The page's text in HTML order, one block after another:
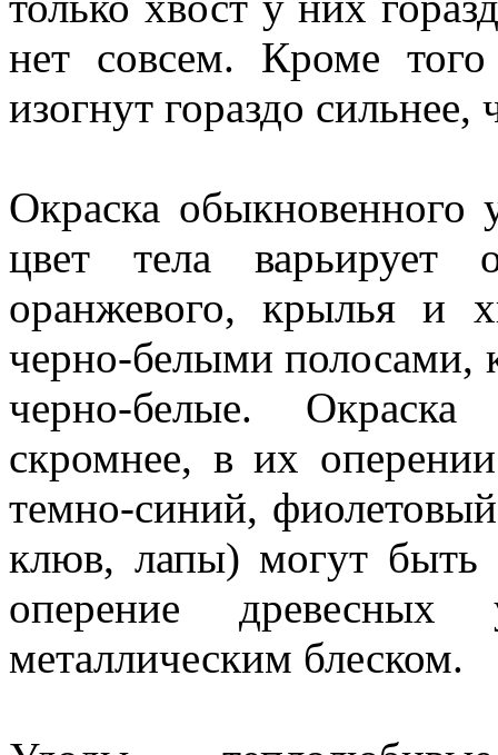
нет совсем. Кроме
изогнут гораздо
Окраска обыкновенного
цвет тела варьирует
оранжевого, крылья и
черно-белыми полосами,
черно-белые.
скромнее, в их
темно-синий,
клюв, лапы) могут быть
оперение древесных
металлическим блеском.